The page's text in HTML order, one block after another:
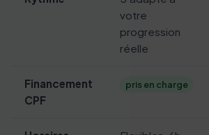
votre
progression
réelle
Financement
CPF
pris en charge